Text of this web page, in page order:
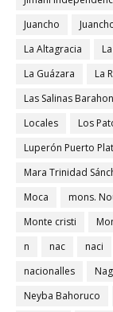
Juancho
La Altagracia
La Guázara
La
Las Salinas
Locales
Los
Luperón Puerto
Mara Trinidad
Moca
mons.
Monte cristi
n
nac naci
nacionalles
Neyba Bahoruco